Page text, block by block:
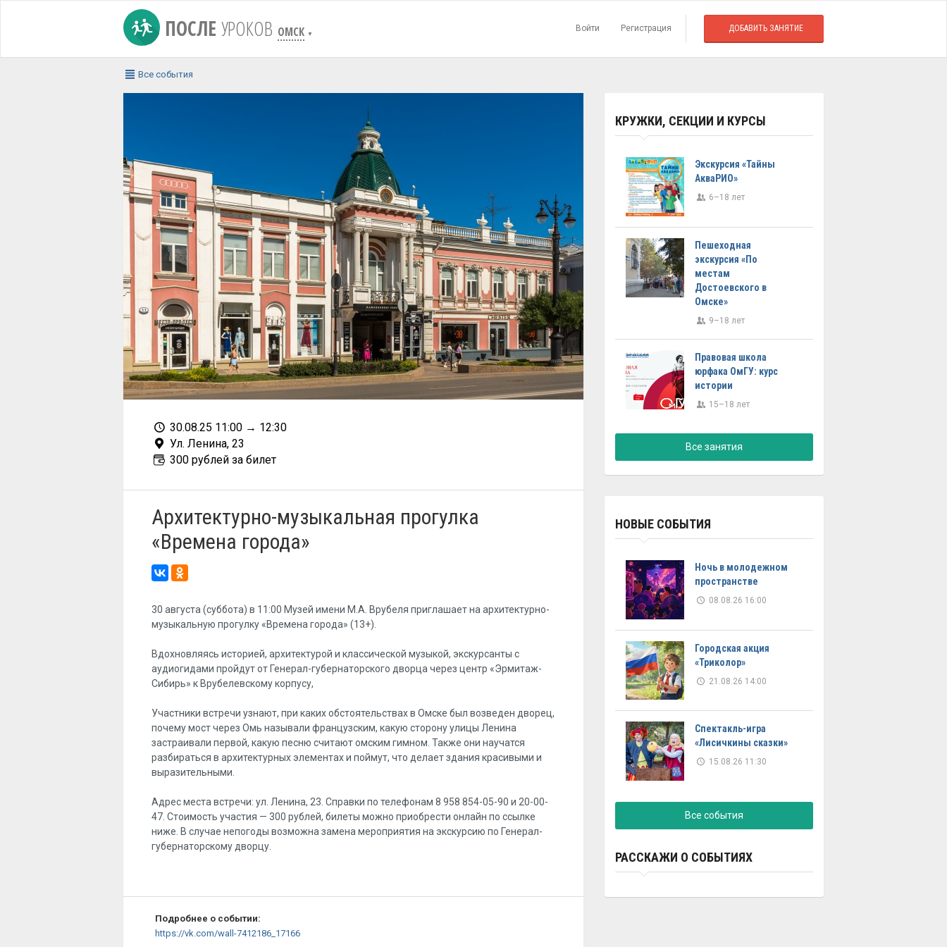
ПОСЛЕ УРОКОВ ОМСК ▼
Войти Регистрация ДОБАВИТЬ ЗАНЯТИЕ
Все события
30.08.25 11:00 → 12:30
Ул. Ленина, 23
300 рублей за билет
Архитектурно-музыкальная прогулка
«Времена города»
30 августа (суббота) в 11:00 Музей имени М.А. Врубеля приглашает на архитектурно-
музыкальную прогулку «Времена города» (13+).
Вдохновляясь историей, архитектурой и классической музыкой, экскурсанты с
аудиогидами пройдут от Генерал-губернаторского дворца через центр «Эрмитаж-
Сибирь» к Врубелевскому корпусу,
Участники встречи узнают, при каких обстоятельствах в Омске был возведен дворец,
почему мост через Омь называли французским, какую сторону улицы Ленина
застраивали первой, какую песню считают омским гимном. Также они научатся
разбираться в архитектурных элементах и поймут, что делает здания красивыми и
выразительными.
Адрес места встречи: ул. Ленина, 23. Справки по телефонам 8 958 854-05-90 и 20-00-
47. Стоимость участия — 300 рублей, билеты можно приобрести онлайн по ссылке
ниже. В случае непогоды возможна замена мероприятия на экскурсию по Генерал-
губернаторскому дворцу.
Подробнее о событии:
https://vk.com/wall-7412186_17166
КРУЖКИ, СЕКЦИИ И КУРСЫ
Экскурсия «Тайны
АкваРИО»
6–18 лет
Пешеходная
экскурсия «По
местам
Достоевского в
Омске»
9–18 лет
Правовая школа
юрфака ОмГУ: курс
истории
15–18 лет
Все занятия
НОВЫЕ СОБЫТИЯ
Ночь в молодежном
пространстве
08.08.26 16:00
Городская акция
«Триколор»
21.08.26 14:00
Спектакль-игра
«Лисичкины сказки»
15.08.26 11:30
Все события
РАССКАЖИ О СОБЫТИЯХ